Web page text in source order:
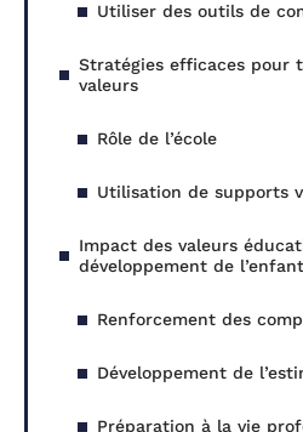
Utiliser des outils de
Stratégies efficaces pour
valeurs
Rôle de l’école
Utilisation de supports
Impact des valeurs
développement de l’enfant
Renforcement des
Développement de
Préparation à la vie